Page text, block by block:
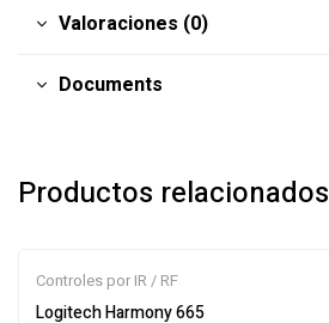
Valoraciones (0)
Documents
Productos relacionados
Controles por IR / RF
Logitech Harmony 665